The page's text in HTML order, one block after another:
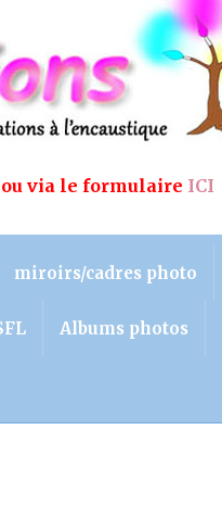
ou via le formulaire ICI
miroirs/cadres photo
Albums photos